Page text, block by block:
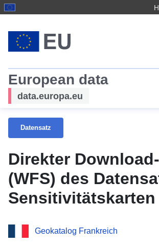
European data
data.europa.eu
Datensatz
Direkter
(WFS) des
Sensitivitätskarten
Unempfindliche
Karten –
Geokatalog Frankreich